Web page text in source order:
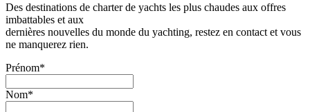
Des destinations de charter de yachts les plus chaudes aux offres
imbattables et aux
dernières nouvelles du monde du yachting, restez en contact et vous
ne manquerez rien.
Prénom*
Nom*